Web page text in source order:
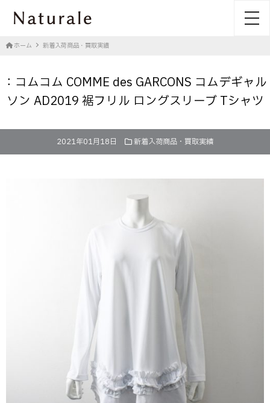
ホーム 新着入荷商品・買取実績
：コムコム COMME des GARCONS コムデギャル
ソン AD2019 裾フリル ロングスリーブ Tシャツ
2021年01月18日 新着入荷商品・買取実績